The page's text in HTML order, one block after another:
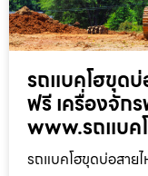
รถแบคโฮขุดบ่
ฟรี เครื่องจัก
www.รถแบค
รถแบคโฮขุดบ่อสาย